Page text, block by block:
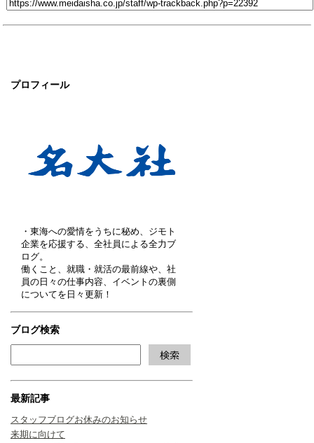
プロフィール
・東海への愛情をうちに秘め、ジモト
企業を応援する、全社員による全力ブ
ログ。
働くこと、就職・就活の最前線や、社
員の日々の仕事内容、イベントの裏側
についてを日々更新！
ブログ検索
最新記事
スタッフブログお休みのお知らせ
来期に向けて